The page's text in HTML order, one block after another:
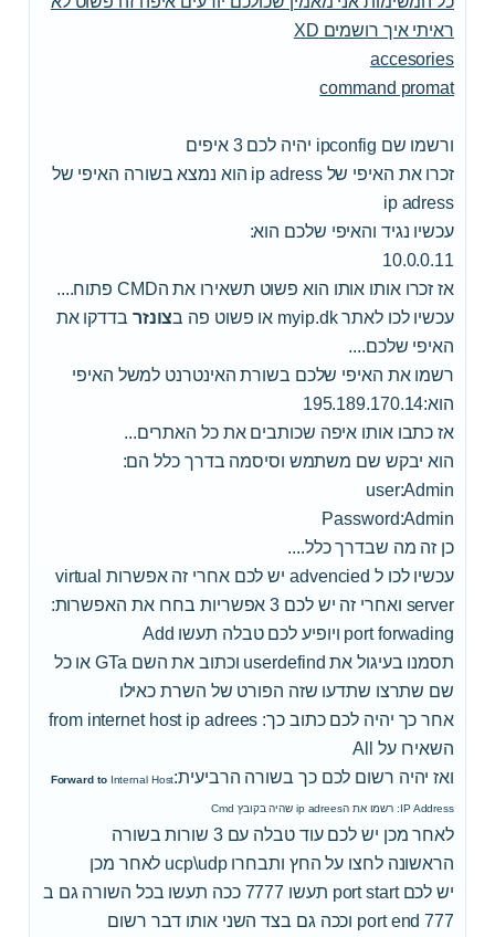
ראיתי איך רושמים XD
accesories
command promat
ורשמו שם ipconfig יהיה לכם 3 איפים
זכרו את האיפי של ip adress הוא נמצא בשורה האיפי של
ip adress
עכשיו נגיד והאיפי שלכם הוא:
10.0.0.11
אז זכרו אותו אותו הוא פשוט תשאירו את הCMD פתוח....
עכשיו לכו לאתר myip.dk או פשוט פה ב
צונזר בדדקו את
האיפי שלכם....
רשמו את האיפי שלכם בשורת האינטרנט למשל האיפי
הוא:195.189.170.14
אז כתבו אותו איפה שכותבים את כל האתרים...
הוא יבקש שם משתמש וסיסמה בדרך כלל הם:
user:Admin
Password:Admin
כן זה מה שבדרך כלל....
עכשיו לכו ל advencied יש לכם אחרי זה אפשרות virtual
server ואחרי זה יש לכם 3 אפשריות בחרו את האפשרות:
port forwading ויופיע לכם טבלה תעשו Add
תסמנו בעיגול את userdefind וכתוב את השם GTa או כל
שם שתרצו שתדעו שזה הפורט של השרת כאילו
אחר כך יהיה לכם כתוב כך: from internet host ip adrees
השאירו על All
ואז יהיה רשום לכם כך בשורה הרביעית:
Forward toInternal Host
IP Address: רשמו את הip adrees שהיה בקובץ Cmd
לאחר מכן יש לכם עוד טבלה עם 3 שורות בשורה
הראשונה לחצו על החץ ותבחרו ucp\udp לאחר מכן
יש לכם port start תעשו 7777 ככה תעשו בכל השורה גם ב
port end 777 וככה גם בצד השני אותו דבר רשום